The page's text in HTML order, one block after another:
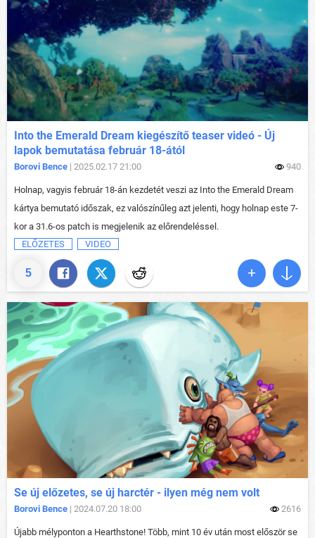
5
Into the Emerald Dream kiegészítő teaser videó - Új
lapok bemutatása február 18-ától
Borovi Bence | 2025.02.17 21:00 940
Holnap, vagyis február 18-án kezdetét veszi az Into the Emerald Dream
kártya bemutató időszak, ez valószínűleg azt jelenti, hogy holnap este 7-
kor a 31.6-os patch is megjelenik az előrendeléssel.
ELŐZETES
VIDEO
Se új előzetes, se új harctér - ilyen még nem volt
Borovi Bence | 2024.07.20 18:00 2616
Újabb mélyponton a Hearthstone! Több, mint 10 év után most először se